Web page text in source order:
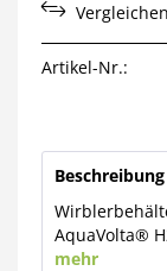
Vergleichen
Artikel-Nr.:
Beschreibung
AquaVolta®
mehr